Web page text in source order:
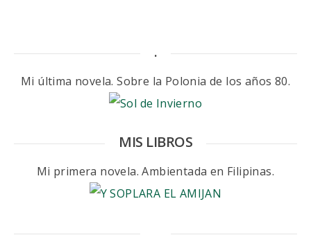
.
Mi última novela. Sobre la Polonia de los años 80.
MIS LIBROS
Mi primera novela. Ambientada en Filipinas.